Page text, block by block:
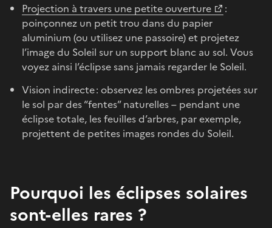
Projection à travers une petite ouverture
:
poinçonnez un petit trou dans du papier
aluminium (ou utilisez une passoire) et projetez
l’image du Soleil sur un support blanc au sol. Vous
voyez ainsi l’éclipse sans jamais regarder le Soleil.
Vision indirecte : observez les ombres projetées sur
le sol par des “fentes” naturelles – pendant une
éclipse totale, les feuilles d’arbres, par exemple,
projettent de petites images rondes du Soleil.
Pourquoi les éclipses solaires
sont-elles rares ?